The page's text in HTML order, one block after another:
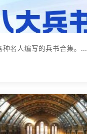
种名人编写的兵书合集。...